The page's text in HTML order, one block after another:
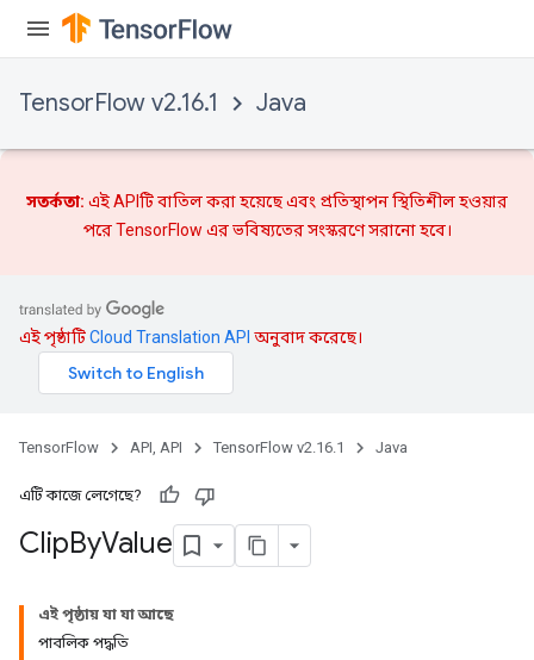
TensorFlow v2.16.1 Java
সতর্কতা: এই APIটি বাতিল করা হয়েছে এবং প্রতিস্থাপনস্থিতিশীল হওয়ার
পরে TensorFlow এর ভবিষ্যতের সংস্করণে সরানো হবে।
এই পৃষ্ঠাটিCloud Translation API অনুবাদ করেছে।
TensorFlow API, API TensorFlow v2.16.1 Java
এটি কাজে লেগেছে?
ClipByValue
এই পৃষ্ঠায় যা যা আছে
পাবলিক পদ্ধতি